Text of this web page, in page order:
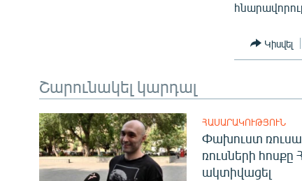
Կիսվել
Շարունակել կարդալ
ՀԱՍԱՐԱԿՈՒԹՅՈՒՆ
Փախուստ
ռուսների
ակտիվացել